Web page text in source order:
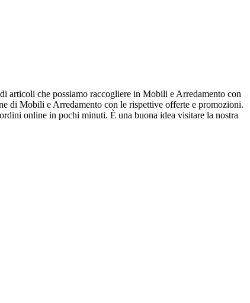
articoli che possiamo raccogliere in Mobili e Arredamento con
di Mobili e Arredamento con le rispettive offerte e promozioni.
online in pochi minuti. È una buona idea visitare la nostra